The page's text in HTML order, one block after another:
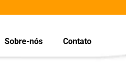
Sobre-nós Contato